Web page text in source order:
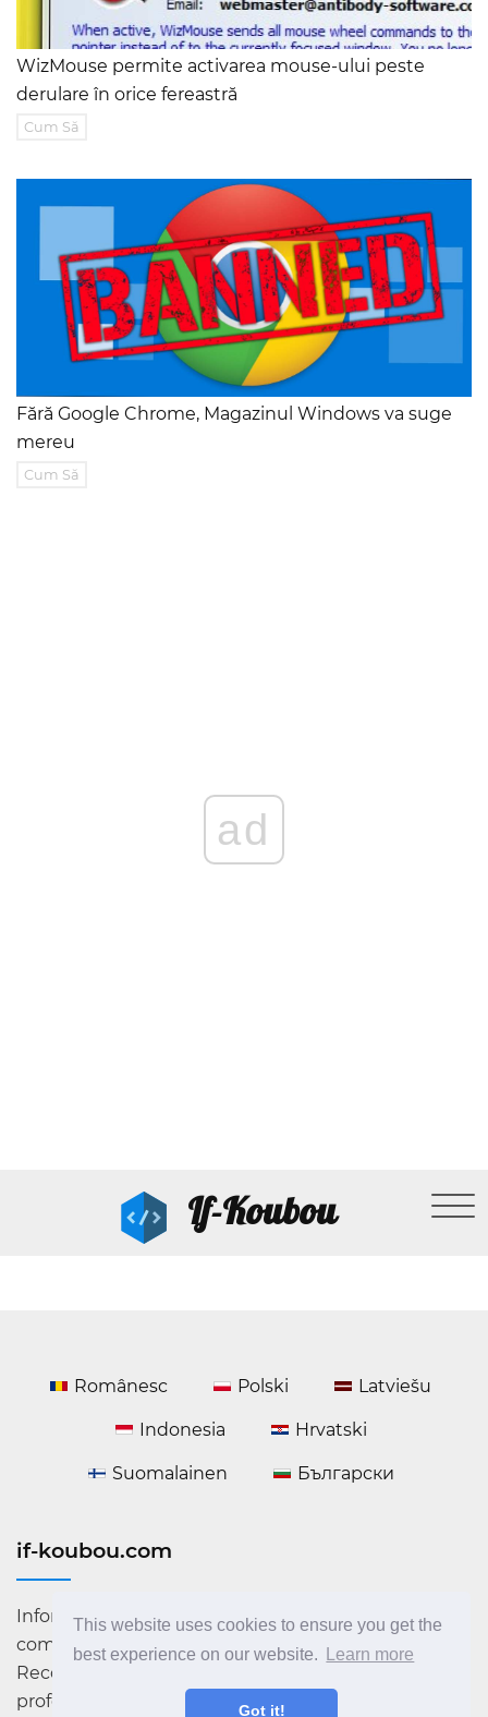
This website uses cookies to ensure you get the
best experience on our website.
Learn more
Got it!
WizMouse permite activarea mouse-ului peste
derulare în orice fereastră
Cum Să
Fără Google Chrome, Magazinul Windows va suge
mereu
Cum Să
ad
If-Koubou
Românesc Polski Latviešu
Indonesia Hrvatski
Suomalainen Български
if-koubou.com
Informații utile despre tehnologie și sfaturi despre
computer. Cele mai recente știri din lumea IT.
Recomandări, recenzii și lecții. Deveniți un
profesionist în domeniul calculatoarelor!